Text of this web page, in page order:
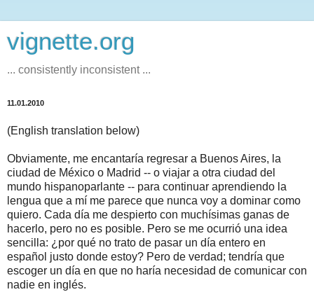
vignette.org
... consistently inconsistent ...
11.01.2010
(English translation below)
Obviamente, me encantaría regresar a Buenos Aires, la
ciudad de México o Madrid -- o viajar a otra ciudad del
mundo hispanoparlante -- para continuar aprendiendo la
lengua que a mí me parece que nunca voy a dominar como
quiero. Cada día me despierto con muchísimas ganas de
hacerlo, pero no es posible. Pero se me ocurrió una idea
sencilla: ¿por qué no trato de pasar un día entero en
español justo donde estoy? Pero de verdad; tendría que
escoger un día en que no haría necesidad de comunicar con
nadie en inglés.